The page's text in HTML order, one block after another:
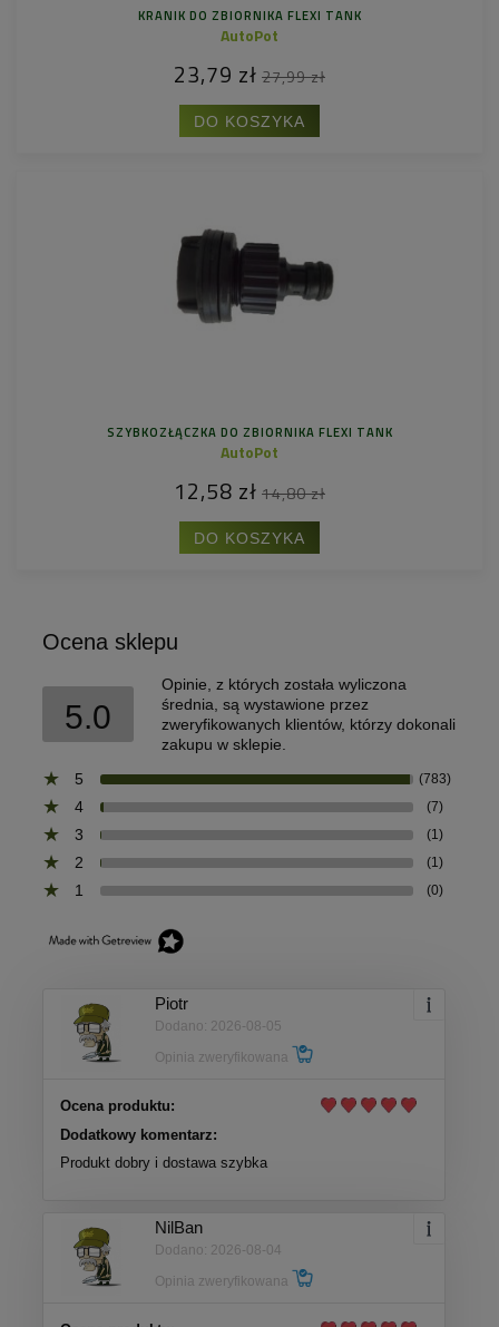
KRANIK DO ZBIORNIKA FLEXI TANK
AutoPot
23,79 zł 27,99 zł
DO KOSZYKA
SZYBKOZŁĄCZKA DO ZBIORNIKA FLEXI TANK
AutoPot
12,58 zł 14,80 zł
DO KOSZYKA
Ocena sklepu
5.0
Opinie, z których została wyliczona
średnia, są wystawione przez
zweryfikowanych klientów, którzy dokonali
zakupu w sklepie.
5
(783)
4 (7)
3 (1)
2 (1)
1 (0)
Piotr
Dodano: 2026-08-05
Opinia zweryfikowana
Ocena produktu:
Dodatkowy komentarz:
Produkt dobry i dostawa szybka
NilBan
Dodano: 2026-08-04
Opinia zweryfikowana